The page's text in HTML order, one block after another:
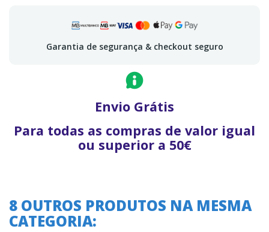
Garantia de segurança & checkout seguro
Envio Grátis
Para todas as compras de valor igual
ou superior a 50€
8 OUTROS PRODUTOS NA MESMA
CATEGORIA: